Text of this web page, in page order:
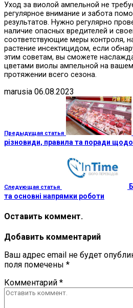
Уход за виолой ампельной не
регулярное внимание и забота
результатов. Нужно регулярно
наличие опасных вредителей и
соответствующие меры контроля,
растение инсектицидом, если
этим советам, вы сможете
цветами виолы ампельной на
протяжении всего сезона.
marusia 06.08.2023
Предыдущая статья
різновиди, правила та поради
Следующая статья
та основні напрямки роботи
Оставить коммент.
Добавить комментарий
Ваш адрес email не будет
поля помечены *
Комментарий *